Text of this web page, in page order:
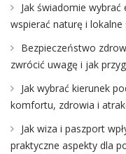
Jak świadomie
wspierać naturę i lokalne
Bezpieczeństwo
zwrócić uwagę i jak
Jak wybrać kierunek
komfortu, zdrowia i
Jak wiza i paszport
praktyczne aspekty dla